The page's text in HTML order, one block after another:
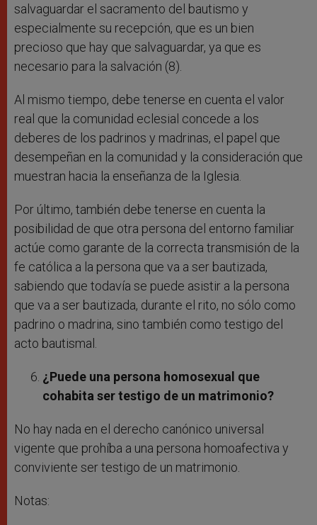
salvaguardar el sacramento del bautismo y
especialmente su recepción, que es un bien
precioso que hay que salvaguardar, ya que es
necesario para la salvación (8).
Al mismo tiempo, debe tenerse en cuenta el valor
real que la comunidad eclesial concede a los
deberes de los padrinos y madrinas, el papel que
desempeñan en la comunidad y la consideración que
muestran hacia la enseñanza de la Iglesia.
Por último, también debe tenerse en cuenta la
posibilidad de que otra persona del entorno familiar
actúe como garante de la correcta transmisión de la
fe católica a la persona que va a ser bautizada,
sabiendo que todavía se puede asistir a la persona
que va a ser bautizada, durante el rito, no sólo como
padrino o madrina, sino también como testigo del
acto bautismal.
¿Puede una persona homosexual que
cohabita ser testigo de un matrimonio?
No hay nada en el derecho canónico universal
vigente que prohíba a una persona homoafectiva y
conviviente ser testigo de un matrimonio.
Notas: